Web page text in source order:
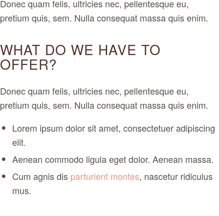
Donec quam felis, ultricies nec, pellentesque eu,
pretium quis, sem. Nulla consequat massa quis enim.
WHAT DO WE HAVE TO
OFFER?
Donec quam felis, ultricies nec, pellentesque eu,
pretium quis, sem. Nulla consequat massa quis enim.
Lorem ipsum dolor sit amet, consectetuer adipiscing
elit.
Aenean commodo ligula eget dolor. Aenean massa.
Cum agnis dis parturient montes, nascetur ridiculus
mus.